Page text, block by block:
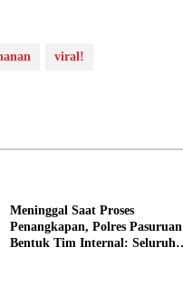
viral!
Meninggal Saat Proses
Penangkapan, Polres Pasuruan
Bentuk Tim Internal: Seluruh